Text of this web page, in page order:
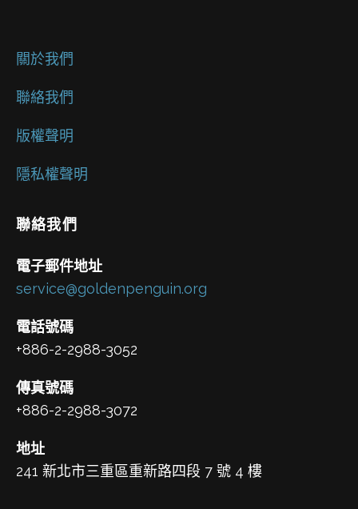
關於我們
聯絡我們
版權聲明
隱私權聲明
聯絡我們
電子郵件地址
service@goldenpenguin.org
電話號碼
+886-2-2988-3052
傳真號碼
+886-2-2988-3072
地址
241 新北市三重區重新路四段 7 號 4 樓